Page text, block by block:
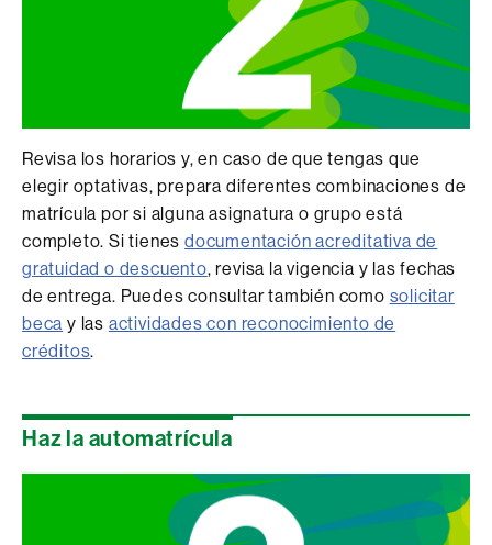
Revisa los horarios y, en caso de que tengas que
elegir optativas, prepara diferentes combinaciones de
matrícula por si alguna asignatura o grupo está
completo. Si tienesdocumentación acreditativa de
gratuidad o descuento, revisa la vigencia y las fechas
de entrega. Puedes consultar también como solicitar
beca y las actividades con reconocimiento de
créditos.
Haz la automatrícula